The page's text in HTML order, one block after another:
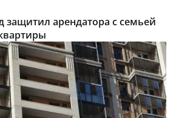
защитил арендатора с семьей